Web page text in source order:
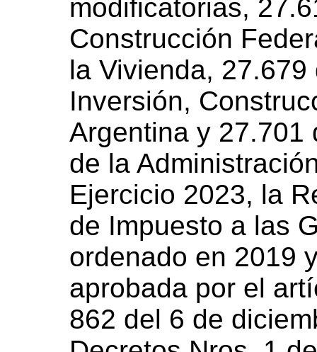
modificatorias,
Construcción
la Vivienda,
Inversión,
Argentina y 27.701
de la
Ejercicio 2023, la
de Impuesto a las
ordenado en 2019
aprobada por el
862 del 6 de